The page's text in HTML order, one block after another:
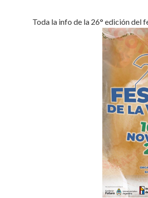
Toda la info de la 26° edición del